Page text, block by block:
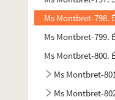
Ms Montbret-798.
Ms Montbret-799.
Ms Montbret-800.
Ms Montbret-
Ms Montbret-